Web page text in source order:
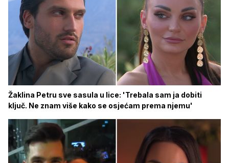
Žaklina Petru sve sasula u lice: 'Trebala sam ja dobiti
ključ. Ne znam više kako se osjećam prema njemu'